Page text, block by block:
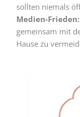
sollten niemals
Medien-Frieden:
gemeinsam mit
Hause zu